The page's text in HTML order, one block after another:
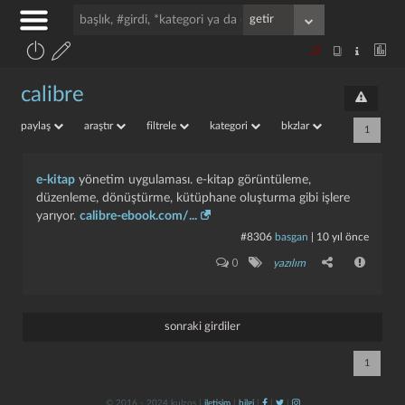
calibre
paylaş araştır filtrele kategori bkzlar 1
e-kitap yönetim uygulaması. e-kitap görüntüleme,
düzenleme, dönüştürme, kütüphane oluşturma gibi işlere
yarıyor. calibre-ebook.com/...
#8306 basgan 10 yıl önce
0 yazılım
sonraki girdiler
1
© 2016 - 2024 kulzos | iletişim| bilgi| | |